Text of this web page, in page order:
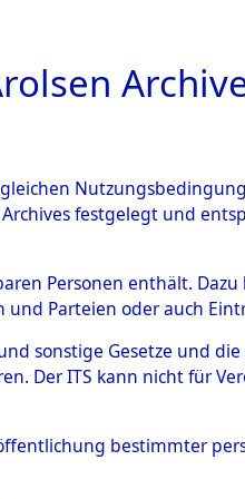
BILD
-
festgelegt und
Personen enthält.
Parteien oder auch
sonstige Gesetze und
Der ITS kann nicht für
bestimmter